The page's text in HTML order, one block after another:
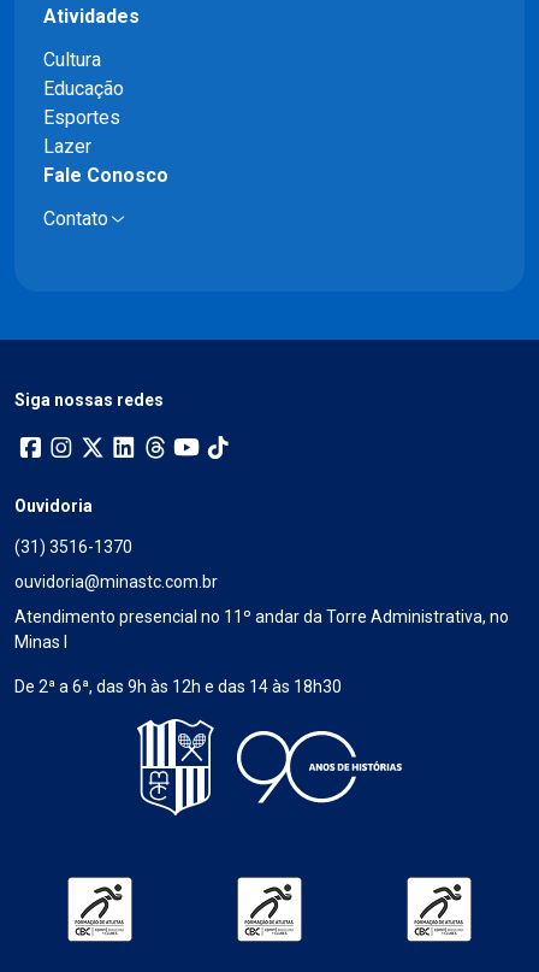
Atividades
Cultura
Educação
Esportes
Lazer
Fale Conosco
Contato
Siga nossas redes
Ouvidoria
(31) 3516-1370
ouvidoria@minastc.com.br
Atendimento presencial no 11º andar da Torre Administrativa, no
Minas I
De 2ª a 6ª, das 9h às 12h e das 14 às 18h30